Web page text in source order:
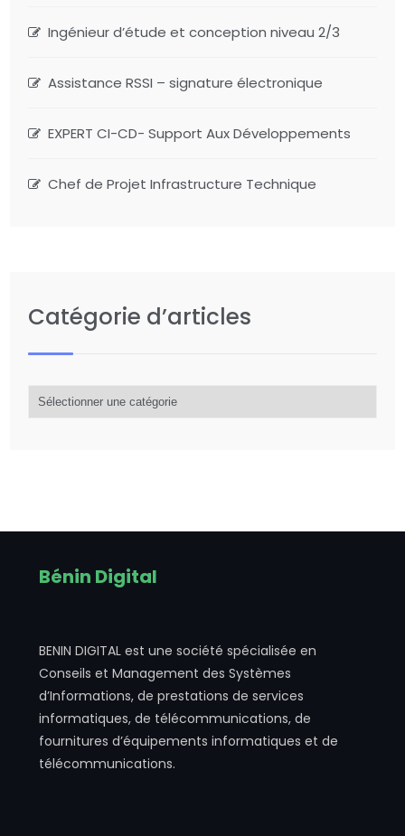
Ingénieur d’étude et conception niveau 2/3
Assistance RSSI – signature électronique
EXPERT CI-CD- Support Aux Développements
Chef de Projet Infrastructure Technique
Catégorie d’articles
d’articles
Bénin Digital
BENIN DIGITAL est une société spécialisée en
Conseils et Management des Systèmes
d’Informations, de prestations de services
informatiques, de télécommunications, de
fournitures d’équipements informatiques et de
télécommunications.